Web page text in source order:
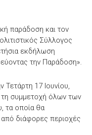
παράδοση και τον
Σύλλογος
εκδήλωση
την Παράδοση».
17 Ιουνίου,
συμμετοχή όλων των
τα οποία θα
διάφορες περιοχές